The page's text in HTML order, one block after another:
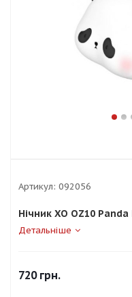
Артикул: 092056
Нічник XO OZ10
Детальніше
720грн.